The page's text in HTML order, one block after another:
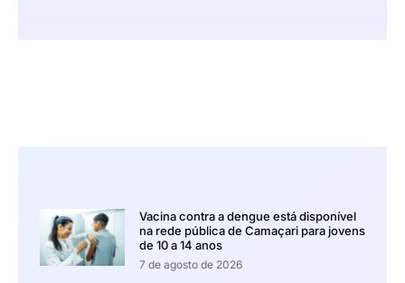
Vacina contra a dengue está disponível
na rede pública de Camaçari para jovens
de 10 a 14 anos
7 de agosto de 2026